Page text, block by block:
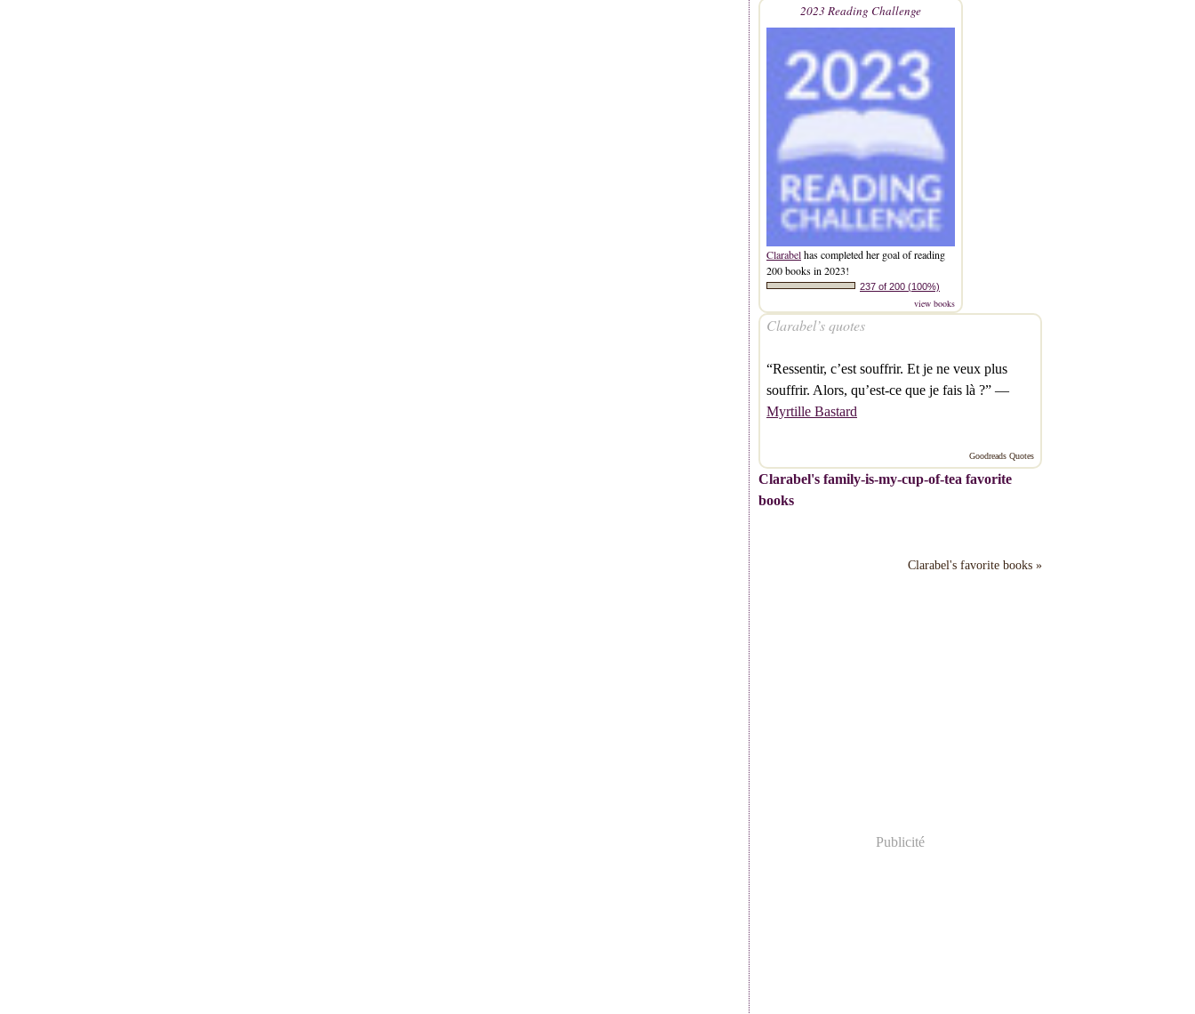
2023 Reading Challenge
Clarabelhas completed her goal of reading
200 books in 2023!
237 of 200 (100%)
view books
Clarabel’s quotes
“Ressentir, c’est souffrir. Et je ne veux plus
souffrir. Alors, qu’est-ce que je fais là ?” —
Myrtille Bastard
Goodreads Quotes
Clarabel's family-is-my-cup-of-tea favorite
books
Clarabel's favorite books »
Publicité